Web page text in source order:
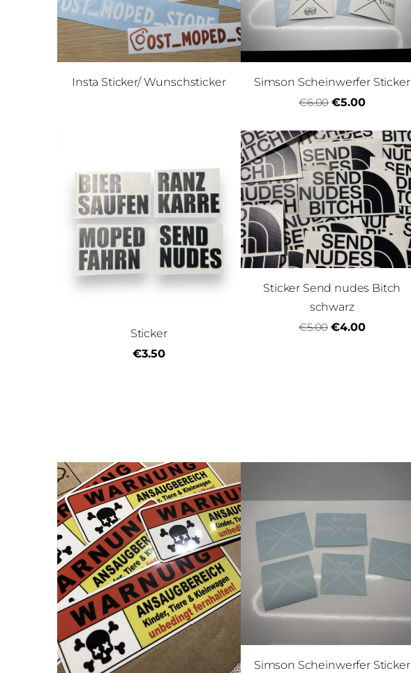
Insta Sticker/ Wunschsticker
Simson Scheinwerfer Sticker
€6.00 €5.00
Sticker
€3.50
Sticker Send nudes Bitch
schwarz
€5.00 €4.00
Simson Scheinwerfer Sticker